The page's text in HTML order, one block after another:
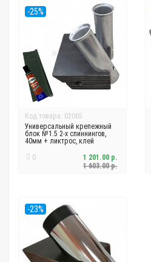
-25%
Код товара: 02065
Универсальный крепежный
блок №1.5 2-х спиннингов,
40мм + ликтрос, клей
0
1 603.00 р.
1 201.00 р.
-23%